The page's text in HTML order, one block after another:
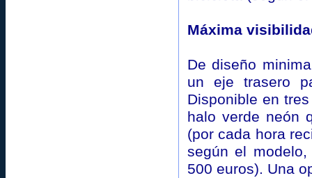
Máxima
De diseño
un eje trasero
Disponible en
halo verde neón
(por cada hora
según el
500 euros). Una